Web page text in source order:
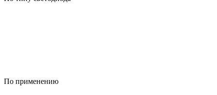
По применению